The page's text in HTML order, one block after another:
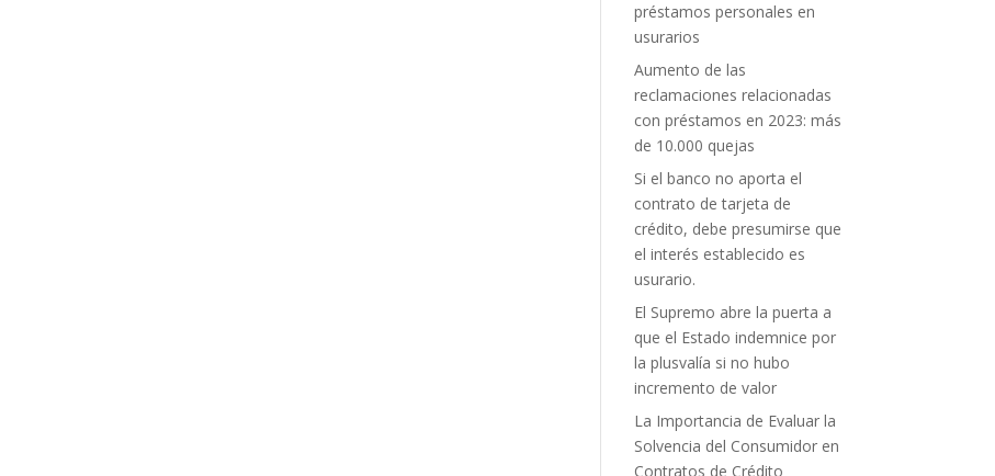
préstamos personales en
usurarios
Aumento de las
reclamaciones relacionadas
con préstamos en 2023: más
de 10.000 quejas
Si el banco no aporta el
contrato de tarjeta de
crédito, debe presumirse que
el interés establecido es
usurario.
El Supremo abre la puerta a
que el Estado indemnice por
la plusvalía si no hubo
incremento de valor
La Importancia de Evaluar la
Solvencia del Consumidor en
Contratos de Crédito